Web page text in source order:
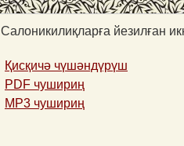
Салоникилиқларға йезилған
Қисқичә чүшәндүрүш
PDF чушириң
MP3 чушириң